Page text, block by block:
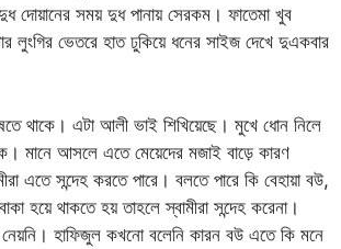
দোয়ানের সময় দুধ পানায় সেরকম। ফাতেমা খুব
ভেতরে হাত ঢুকিয়ে ধনের সাইজ দেখে দুএকবার
থাকে। এটা আলী ভাই শিখিয়েছে। মুখে ধোন নিলে
মানে আসলে এতে মেয়েদের মজাই বাড়ে কারণ
এতে সন্দেহ করতে পারে। বলতে পারে কি বেহায়া বউ,
হয়ে থাকতে হয় তাহলে স্বামীরা সন্দেহ করেনা।
হাফিজুল কখনো বলেনি কারন বউ এতে কি মনে